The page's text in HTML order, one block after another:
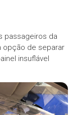
passageiros da
opção de separar
insuflável